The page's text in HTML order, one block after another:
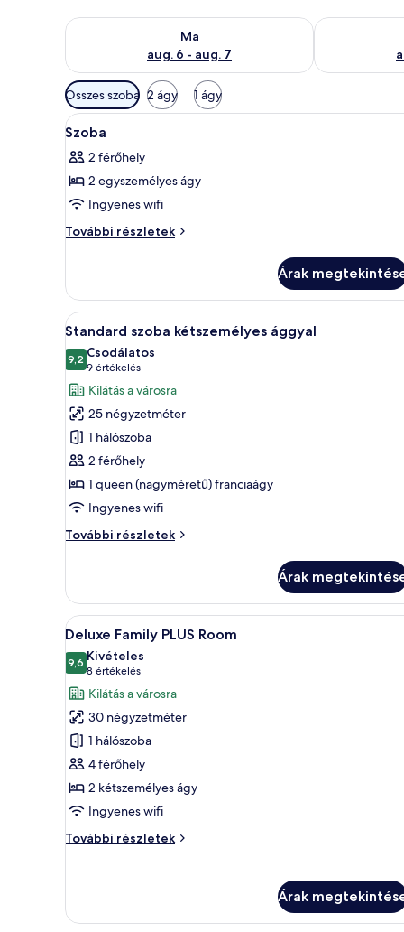
Ma
aug. 6 - aug. 7
A ma esti rendelkezésre állás ellenőrzése: aug. 6 -
A holnapi
Szobákhoz
rendelkezésre
álló
Összes szoba 2 ágy 1 ágy
A
következő
szoba
összes
képének
megtekintése:
Egy szállodai szoba,
3
Szoba
2 férőhely
2 egyszemélyes ágy
Ingyenes wifi
További részletek
Szoba
Árak
A
következő
szoba
összes
képének
megtekintése:
Standard
szoba
kétszemélyes
ággyal
Egy szállodai szoba,
6
Standard szoba kétszemélyes ággyal
9,210-ből 9,2
Csodálatos
9 értékelés
(9
értékelés)
Kilátás a városra
25 négyzetméter
1 hálószoba
2 férőhely
1 queen (nagyméretű) franciaágy
Ingyenes wifi
További részletek
Standard
további
részletei
Árak
A
következő
szoba
összes
képének
megtekintése:
Deluxe
Family
PLUS
Room
Egy szállodai szoba két
7
Deluxe Family PLUS Room
9,610-ből 9,6
Kivételes
8 értékelés
(8
értékelés)
Kilátás a városra
30 négyzetméter
1 hálószoba
4 férőhely
2 kétszemélyes ágy
Ingyenes wifi
További részletek
Deluxe
részletei
Árak